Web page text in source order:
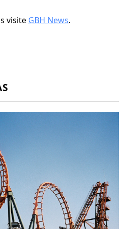
visite GBH News.